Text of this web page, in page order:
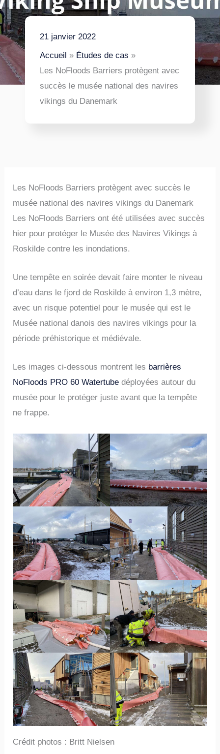
21 janvier 2022
Accueil
Études de cas
Les NoFloods Barriers protègent avec
succès le musée national des navires
vikings du Danemark
Les NoFloods Barriers protègent avec succès le
musée national des navires vikings du Danemark
Les NoFloods Barriers ont été utilisées avec succès
hier pour protéger le Musée des Navires Vikings à
Roskilde contre les inondations.
Une tempête en soirée devait faire monter le niveau
d’eau dans le fjord de Roskilde à environ 1,3 mètre,
avec un risque potentiel pour le musée qui est le
Musée national danois des navires vikings pour la
période préhistorique et médiévale.
Les images ci-dessous montrent les barrières
NoFloods PRO 60 Watertube déployées autour du
musée pour le protéger juste avant que la tempête
ne frappe.
Crédit photos : Britt Nielsen